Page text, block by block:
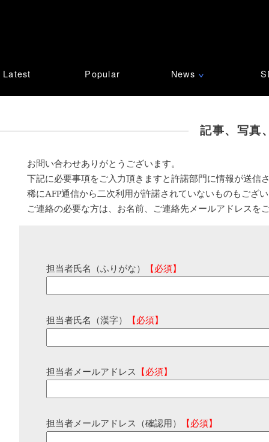
Latest Popular News ∨
記事、写真
お問い合わせありがとうございます。
下記に必要事項をご入力頂きますと許諾部門に情報が送信
稀にAFP通信から二次利用が許諾されていないものもござ
ご連絡の必要な方は、お名前、ご連絡先メールアドレスを
担当者氏名（ふりがな） 【必須】
担当者氏名（漢字） 【必須】
担当者メールアドレス 【必須】
担当者メールアドレス（確認用） 【必須】